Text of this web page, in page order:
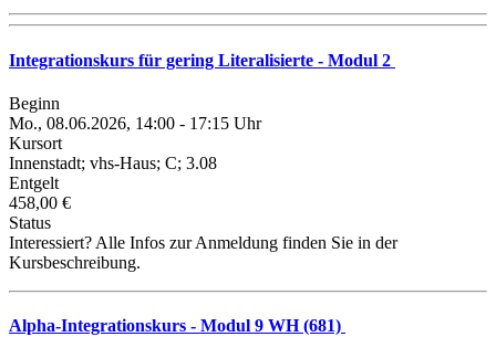
Integrationskurs für gering Literalisierte - Modul 2
Beginn
Mo., 08.06.2026, 14:00 - 17:15 Uhr
Kursort
Innenstadt; vhs-Haus; C; 3.08
Entgelt
458,00 €
Status
Interessiert? Alle Infos zur Anmeldung finden Sie in der
Kursbeschreibung.
Alpha-Integrationskurs - Modul 9 WH (681)